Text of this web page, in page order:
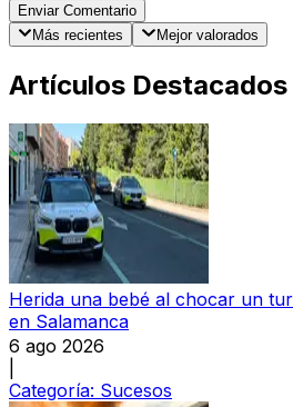
Enviar Comentario
Más recientes
Mejor valorados
Artículos Destacados
Herida una bebé al chocar un
en Salamanca
6 ago 2026
Categoría: Sucesos